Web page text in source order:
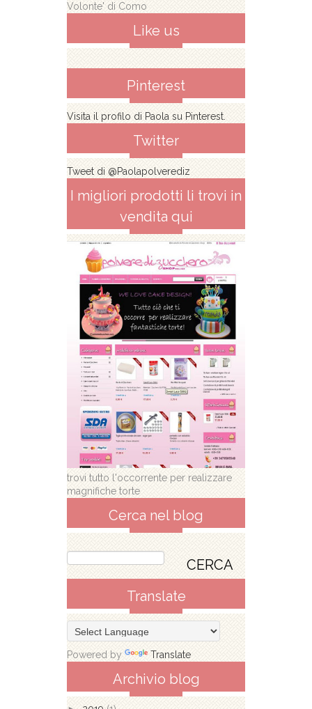
Volonte' di Como
Like us
Pinterest
Visita il profilo di Paola su Pinterest.
Twitter
Tweet di @Paolapolverediz
I migliori prodotti li trovi in
vendita qui
trovi tutto l'occorrente per realizzare
magnifiche torte
Cerca nel blog
Translate
Powered by Translate
Archivio blog